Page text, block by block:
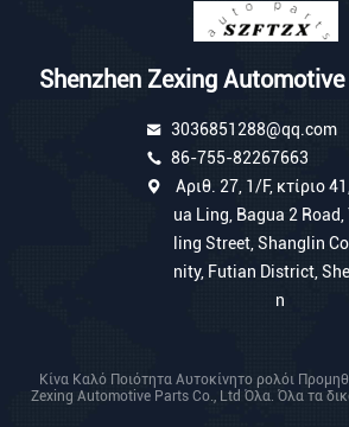
Shenzhen Zexing
3036851288@qq.com
86-755-82267663
Αριθ. 27, 1/F, κτίριο
ua Ling, Bagua 2 Road,
ling Street, Shanglin
nity, Futian District,
n
Κίνα Καλό Ποιότητα Αυτοκίνητο ρολόι
Zexing Automotive Parts Co., Ltd Όλα. Όλα τα